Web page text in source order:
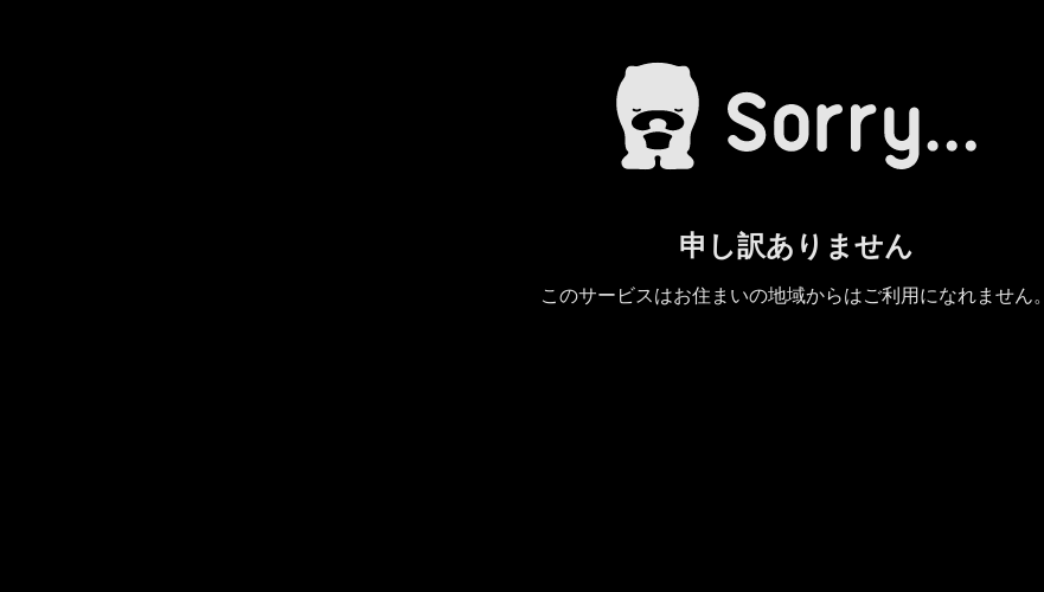
申し訳ありません
このサービスはお住まいの地域からはご利用になれません。